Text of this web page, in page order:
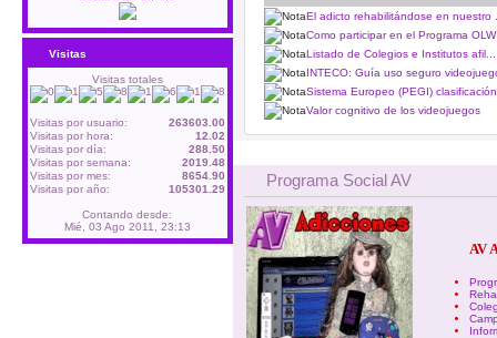
Visitas
Visitas totales
Visitas por usuario:
263603.00
Visitas por hora:
12.02
Visitas por día:
288.50
Visitas por semana:
2019.48
Visitas por mes:
8654.90
Visitas por año:
105301.29
Contando desde:
Mié, 03 Ago 2011, 23:13
El adicto rehabilitándose en nuestro
Como participar en el Programa
Listado de Colegios e Institutos afil...
INTECO: Guía uso seguro
Sistema Europeo (PEGI)
Valor cognitivo de los videojuegos
Programa Social AV
AV